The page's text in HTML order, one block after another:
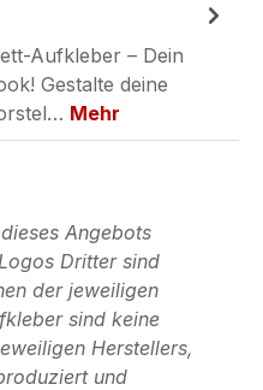
Aufkleber – Dein
Gestalte deine
Mehr
Angebots
Dritter sind
der jeweiligen
sind keine
Herstellers,
und